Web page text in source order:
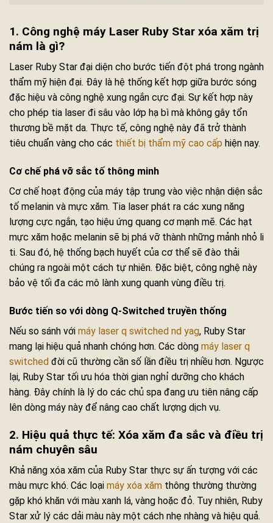
1. Công nghệ máy Laser Ruby Star xóa xăm trị
nám là gì?
Laser Ruby Star đại diện cho bước tiến đột phá trong ngành
thẩm mỹ hiện đại. Đây là hệ thống kết hợp giữa bước sóng
đặc hiệu và công nghệ xung ngắn cực đại. Sự kết hợp này
cho phép tia laser đi sâu vào lớp hạ bì mà không gây tổn
thương bề mặt da. Thực tế, công nghệ này đã trở thành
tiêu chuẩn vàng cho các thiết bị thẩm mỹ cao cấp hiện nay.
Cơ chế phá vỡ sắc tố thông minh
Cơ chế hoạt động của máy tập trung vào việc nhận diện sắc
tố melanin và mực xăm. Tia laser phát ra các xung năng
lượng cực ngắn, tạo hiệu ứng quang cơ mạnh mẽ. Các hạt
mực xăm hoặc melanin sẽ bị phá vỡ thành những mảnh nhỏ li
ti. Sau đó, hệ thống bạch huyết của cơ thể sẽ đào thải
chúng ra ngoài một cách tự nhiên. Đặc biệt, công nghệ này
bảo vệ tối đa các mô lành xung quanh vùng điều trị.
Bước tiến so với dòng Q-Switched truyền thống
Nếu so sánh với máy laser q switched nd yag, Ruby Star
mang lại hiệu quả nhanh chóng hơn. Các dòng máy laser q
switched đời cũ thường cần số lần điều trị nhiều hơn. Ngược
lại, Ruby Star tối ưu hóa thời gian nghỉ dưỡng cho khách
hàng. Đây chính là lý do các chủ spa đang ưu tiên nâng cấp
lên dòng máy này để nâng cao chất lượng dịch vụ.
2. Hiệu quả thực tế: Xóa xăm đa sắc và điều trị
nám chuyên sâu
Khả năng xóa xăm của Ruby Star thực sự ấn tượng với các
màu mực khó. Các loại máy xóa xăm thông thường thường
gặp khó khăn với màu xanh lá, vàng hoặc đỏ. Tuy nhiên, Ruby
Star xử lý các dải màu này một cách nhẹ nhàng và hiệu quả.